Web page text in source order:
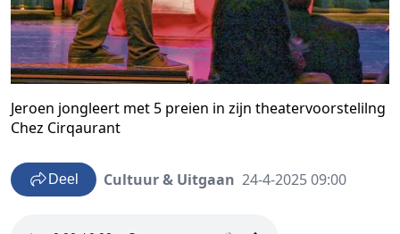
Jeroen jongleert met 5 preien in zijn theatervoorstelilng
Chez Cirqaurant
Deel Cultuur & Uitgaan 24-4-2025 09:00